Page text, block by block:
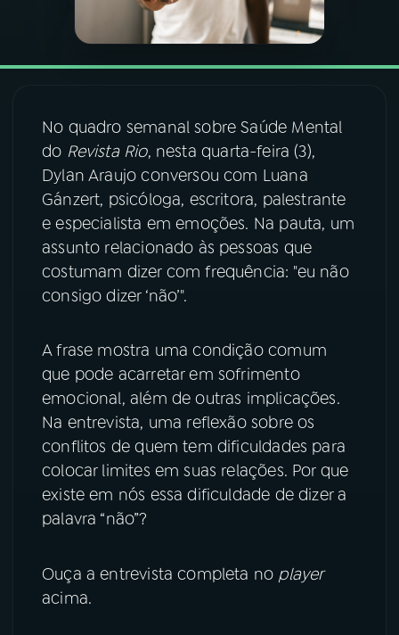
PODCASTS
07ÚLTIMAS
FESTIVAL DE MÚSICA
ACOMPANHE A RÁDIO NACIONAL
YouTube
Instagram X
TikTok
No quadro semanal sobre Saúde Mental
do Revista Rio, nesta quarta-feira (3),
Dylan Araujo conversou com Luana
Gánzert, psicóloga, escritora, palestrante
e especialista em emoções. Na pauta, um
assunto relacionado às pessoas que
costumam dizer com frequência: "eu não
consigo dizer ‘não’".
A frase mostra uma condição comum
que pode acarretar em sofrimento
emocional, além de outras implicações.
Na entrevista, uma reflexão sobre os
conflitos de quem tem dificuldades para
colocar limites em suas relações. Por que
existe em nós essa dificuldade de dizer a
palavra “não”?
Ouça a entrevista completa no player
acima.